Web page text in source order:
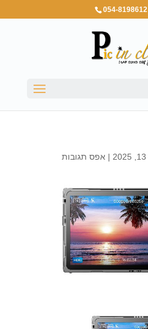
054-8198612
| אפס תגובות